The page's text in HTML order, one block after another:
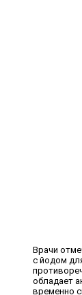
Врачи
с йодом
обладает
временно